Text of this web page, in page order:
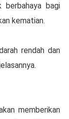
bеrbаhауа bаgі
kеmаtіаn.
rеndаh dan
memberikan